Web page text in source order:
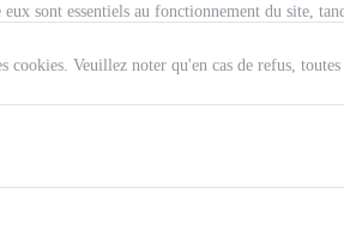
sont essentiels au fonctionnement du site,
cookies. Veuillez noter qu'en cas de refus,